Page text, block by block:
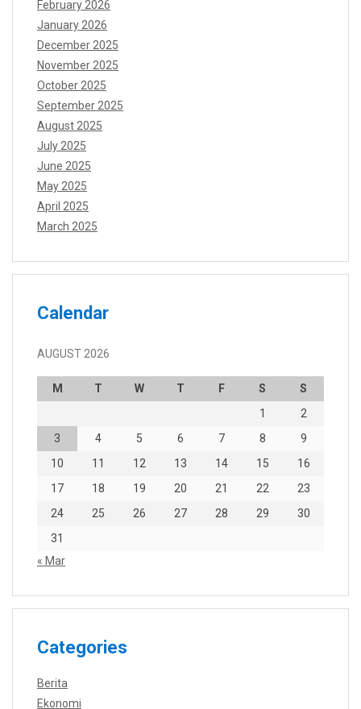
February 2026
January 2026
December 2025
November 2025
October 2025
September 2025
August 2025
July 2025
June 2025
May 2025
April 2025
March 2025
Calendar
AUGUST 2026
M T W T F S
S
1
2
3
4 5 6 7 8
9
10
11 12 13 14 15
16
17
18 19 20 21 22
23
24
25 26 27 28 29
30
31
« Mar
Categories
Berita
Ekonomi